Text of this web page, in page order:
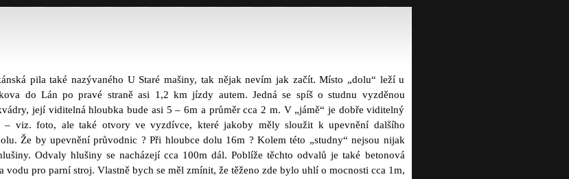
pila také nazývaného U Staré mašiny, tak nějak nevím jak začít. Místo „dolu“ leží u
do Lán po pravé straně asi 1,2 km jízdy autem. Jedná se spíš o studnu vyzděnou
její viditelná hloubka bude asi 5 – 6m a průměr cca 2 m. V „jámě“ je dobře viditelný
– viz. foto, ale také otvory ve vyzdívce, které jakoby měly sloužit k upevnění dalšího
Že by upevnění průvodnic ? Při hloubce dolu 16m ? Kolem této „studny“ nejsou nijak
Odvaly hlušiny se nacházejí cca 100m dál. Poblíže těchto odvalů je také betonová
vodu pro parní stroj. Vlastně bych se měl zmínit, že těženo zde bylo uhlí o mocnosti cca 1m,